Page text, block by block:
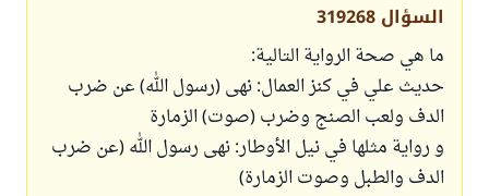
السؤال 319268
ما هي صحة الرواية التالية:
حديث علي في كنز العمال: نهى (رسول الله) عن ضرب
الدف ولعب الصنج وضرب (صوت) الزمارة
و رواية مثلها في نيل الأوطار: نهى رسول الله (عن ضرب
الدف والطبل وصوت الزمارة)